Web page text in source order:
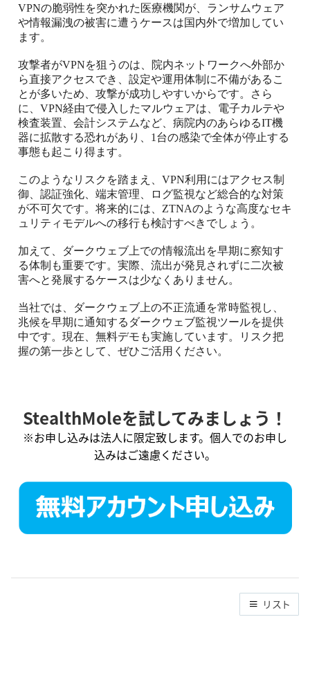
VPNの脆弱性を突かれた医療機関が、ランサムウェア
や情報漏洩の被害に遭うケースは国内外で増加してい
ます。
攻撃者がVPNを狙うのは、院内ネットワークへ外部か
ら直接アクセスでき、設定や運用体制に不備があるこ
とが多いため、攻撃が成功しやすいからです。さら
に、VPN経由で侵入したマルウェアは、電子カルテや
検査装置、会計システムなど、病院内のあらゆるIT機
器に拡散する恐れがあり、1台の感染で全体が停止する
事態も起こり得ます。
このようなリスクを踏まえ、VPN利用にはアクセス制
御、認証強化、端末管理、ログ監視など総合的な対策
が不可欠です。将来的には、ZTNAのような高度なセキ
ュリティモデルへの移行も検討すべきでしょう。
加えて、ダークウェブ上での情報流出を早期に察知す
る体制も重要です。実際、流出が発見されずに二次被
害へと発展するケースは少なくありません。
当社では、ダークウェブ上の不正流通を常時監視し、
兆候を早期に通知するダークウェブ監視ツールを提供
中です。現在、無料デモも実施しています。リスク把
握の第一歩として、ぜひご活用ください。
StealthMoleを試してみましょう！
※お申し込みは法人に限定致します。個人でのお申し
込みはご遠慮ください。
リスト